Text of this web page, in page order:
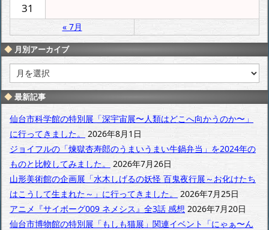
31
« 7月
月別アーカイブ
別
ア
ー
カ
イ
ブ
最新記事
仙台市科学館の特別展「深宇宙展〜人類はどこへ向かうのか〜」
に行ってきました。
2026年8月1日
ジョイフルの「煉獄杏寿郎のうまいうまい牛鍋弁当」を2024年の
ものと比較してみました。 2026年7月26日
山形美術館の企画展「水木しげるの妖怪 百鬼夜行展～お化けたち
はこうして生まれた～」に行ってきました。 2026年7月25日
アニメ『サイボーグ009 ネメシス』全3話 感想 2026年7月20日
仙台市博物館の特別展「もしも猫展」関連イベント「にゃぁ〜ん